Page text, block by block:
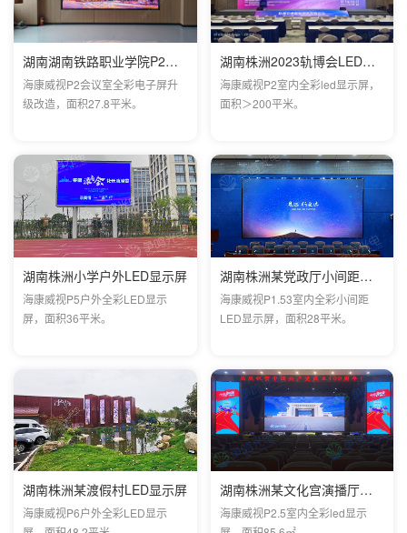
湖南湖南铁路职业学院P2会议室电子屏安装效果
海康威视P2会议室全彩电子屏升
级改造，面积27.8平米。
湖南株洲2023轨博会LED项目
海康威视P2室内全彩led显示屏，
面积＞200平米。
湖南株洲小学户外LED显示屏
海康威视P5户外全彩LED显示
屏，面积36平米。
湖南株洲某党政厅小间距全彩屏
海康威视P1.53室内全彩小间距
LED显示屏，面积28平米。
湖南株洲某渡假村LED显示屏
海康威视P6户外全彩LED显示
湖南株洲某文化宫演播厅项目
海康威视P2.5室内全彩led显示